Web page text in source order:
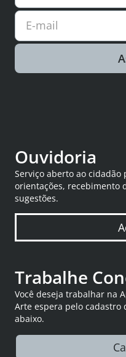
E-mail
Ouvidoria
Serviço aberto ao
orientações, recebimento
sugestões.
Trabalhe
Você deseja trabalhar na
Arte espera pelo cadastro
abaixo.